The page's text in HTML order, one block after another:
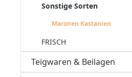
Sonstige Sorten
Maronen Kastanien
FRISCH
Teigwaren & Beilagen